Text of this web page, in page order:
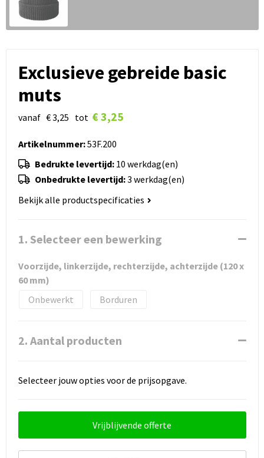
Exclusieve gebreide basic
muts
vanaf € 3,25 tot € 3,25
Artikelnummer:53F.200
Bedrukte levertijd: 10 werkdag(en)
Onbedrukte levertijd:3 werkdag(en)
Bekijk alle productspecificaties
1. Selecteer een bewerking
Voorzijde, linkerzijde, rechterzijde, achterzijde (120 x
60 mm)
Onbewerkt
Borduren
2. Aantal producten
Selecteer jouw opties voor de prijsopgave.
Vrijblijvende offerte